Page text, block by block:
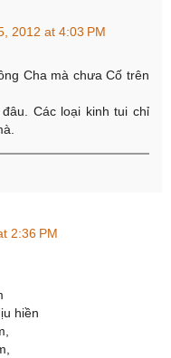
2012 at 4:03 PM
Cha mà chưa Cố trên
Các loại kinh tui chỉ
2:36 PM
hiền